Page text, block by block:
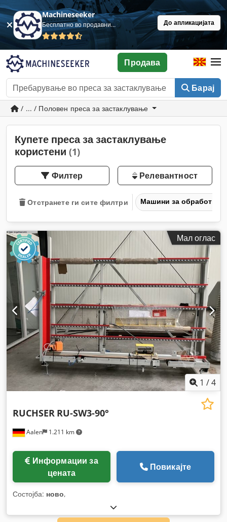
Machineseeker
Бесплатно во продавница До апликацијата
Барај
Продава
/ ... / Половен преса за застаклување
Купете преса за застаклување
користени (1)
Филтер Релевантност
Отстранете ги сите филтри Машини за обработка
Мал оглас
1 /4
Aalen 1.211 km
RUCHSER RU-SW3-90°
цената
Повикајте
Состојба: ново,